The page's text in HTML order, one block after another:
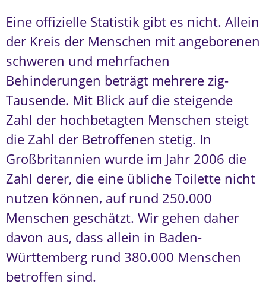
Eine offizielle Statistik gibt es nicht. Allein
der Kreis der Menschen mit angeborenen
schweren und mehrfachen
Behinderungen beträgt mehrere zig-
Tausende. Mit Blick auf die steigende
Zahl der hochbetagten Menschen steigt
die Zahl der Betroffenen stetig. In
Großbritannien wurde im Jahr 2006 die
Zahl derer, die eine übliche Toilette nicht
nutzen können, auf rund 250.000
Menschen geschätzt. Wir gehen daher
davon aus, dass allein in Baden-
Württemberg rund 380.000 Menschen
betroffen sind.